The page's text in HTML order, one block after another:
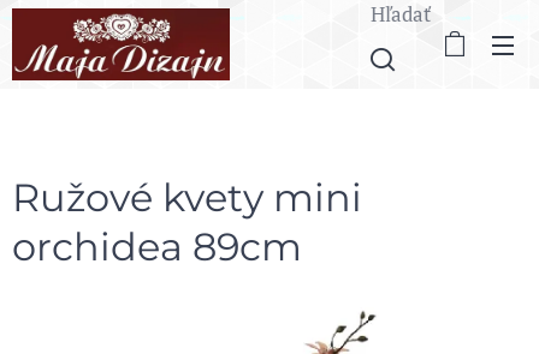
Hľadať
Ružové kvety mini
orchidea 89cm